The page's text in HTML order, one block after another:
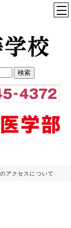
アクセスについて